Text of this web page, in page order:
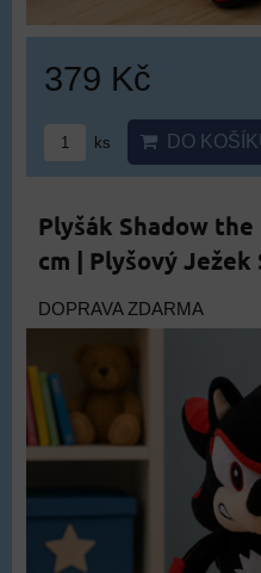
379 Kč
ks DO
Plyšák Shadow
cm | Plyšový
DOPRAVA ZDARMA